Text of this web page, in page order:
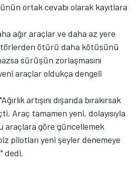
ortak cevabı olarak kayıtlara
ağır araçlar ve daha az yere
ötürü daha kötüsünü
sürüşün zorlaşmasını
araçlar oldukça dengeli
artışını dışarıda bırakırsak
Araç tamamen yeni, dolayısıyla
araçlara göre güncellemek
pilotları yeni şeyler denemeye
dedi.